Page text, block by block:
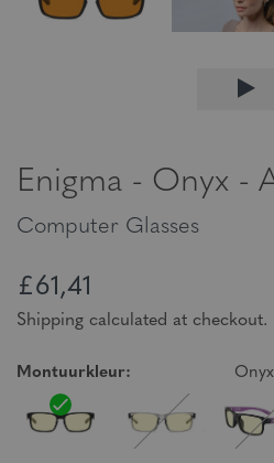
Enigma - Onyx -
Computer Glasses
£61,41
Shipping calculated at checkout.
Montuurkleur: Onyx